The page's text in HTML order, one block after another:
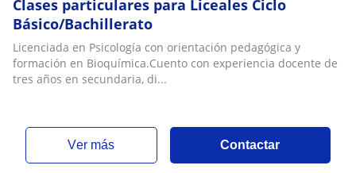
Clases particulares para Liceales Ciclo
Básico/Bachillerato
Licenciada en Psicología con orientación pedagógica y
formación en Bioquímica.Cuento con experiencia docente de
tres años en secundaria, di...
ver más Contactar